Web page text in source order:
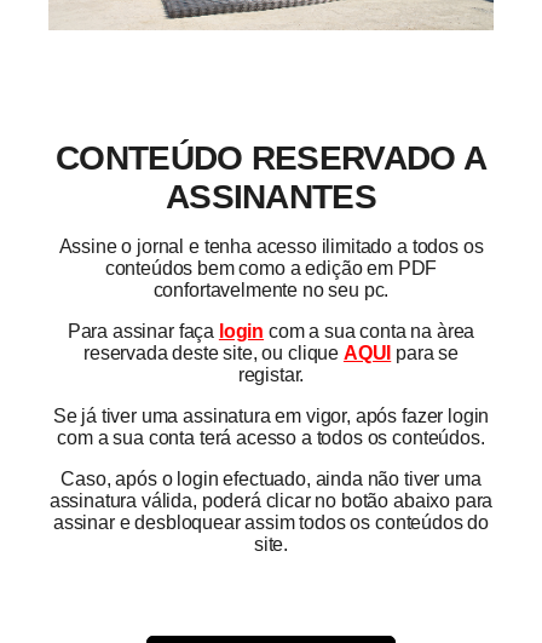
CONTEÚDO RESERVADO A
ASSINANTES
Assine o jornal e tenha acesso ilimitado a todos os
conteúdos bem como a edição em PDF
confortavelmente no seu pc.
Para assinar faça login com a sua conta na àrea
reservada deste site, ou clique AQUI para se
registar.
Se já tiver uma assinatura em vigor, após fazer login
com a sua conta terá acesso a todos os conteúdos.
Caso, após o login efectuado, ainda não tiver uma
assinatura válida, poderá clicar no botão abaixo para
assinar e desbloquear assim todos os conteúdos do
site.